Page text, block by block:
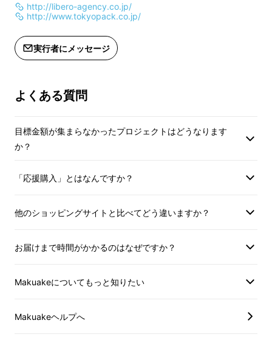
【OMO-TAI】はあらゆるアイテムを縦方向に
ぐに取り出せ、使い終わったらすぐに置けるの
で仕事効率も大幅アップ。
もちろん机周りはスッキリ！
http://libero-agency.co.jp/
http://www.tokyopack.co.jp/
実行者にメッセージ
よくある質問
目標金額が集まらなかったプロジェクトはどうなります
か？
「応援購入」とはなんですか？
他のショッピングサイトと比べてどう違いますか？
お届けまで時間がかかるのはなぜですか？
Makuakeについてもっと知りたい
Makuakeヘルプへ